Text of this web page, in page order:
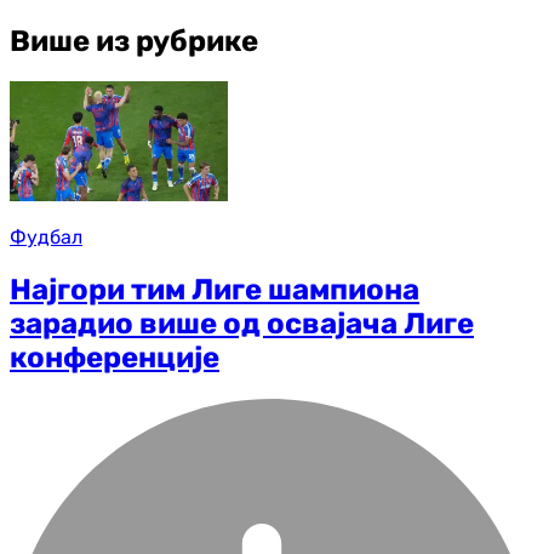
Више из рубрике
Фудбал
Најгори тим Лиге шампиона
зарадио више од освајача Лиге
конференције